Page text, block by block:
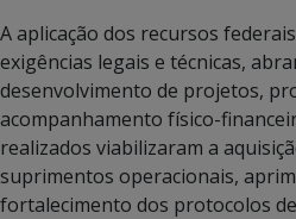
A aplicação dos recursos
exigências legais e técnicas,
desenvolvimento de projetos,
acompanhamento físico-
realizados viabilizaram a
suprimentos operacionais,
fortalecimento dos protocolos